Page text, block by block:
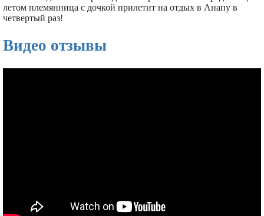
летом племянница с дочкой прилетит на отдых в Анапу в
четвертый раз!
Видео отзывы